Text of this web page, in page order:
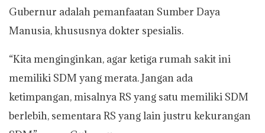
Gubernur adalah pemanfaatan Sumber Daya
Manusia, khususnya dokter spesialis.
“Kita menginginkan, agar ketiga rumah sakit ini
memiliki SDM yang merata. Jangan ada
ketimpangan, misalnya RS yang satu memiliki SDM
berlebih, sementara RS yang lain justru kekurangan